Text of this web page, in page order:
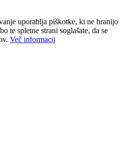
uporablja piškotke, ki ne hranijo
te spletne strani soglašate, da se
Več informacij